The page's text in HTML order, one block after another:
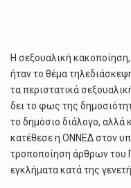
Η σεξουαλική
ήταν το θέμα
τα περιστατικά
δει το φως της
το δημόσιο διάλογο,
κατέθεσε η ΟΝΝΕΔ στον
τροποποίηση άρθρων του
εγκλήματα κατά της